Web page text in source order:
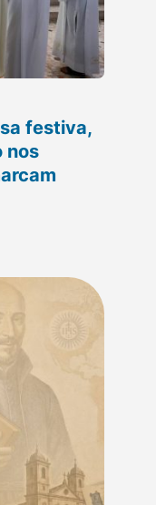
festiva,
nos